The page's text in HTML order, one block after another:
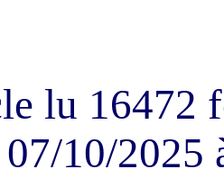
lu 16472
07/10/2025